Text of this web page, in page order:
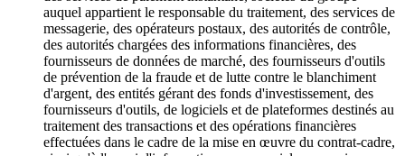
auquel appartient le responsable du traitement, des services de
messagerie, des opérateurs postaux, des autorités de contrôle,
des autorités chargées des informations financières, des
fournisseurs de données de marché, des fournisseurs d'outils
de prévention de la fraude et de lutte contre le blanchiment
d'argent, des entités gérant des fonds d'investissement, des
fournisseurs d'outils, de logiciels et de plateformes destinés au
traitement des transactions et des opérations financières
effectuées dans le cadre de la mise en œuvre du contrat-cadre,